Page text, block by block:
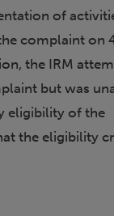
of
complaint on
the IRM
but was
eligibility of the
the eligibility